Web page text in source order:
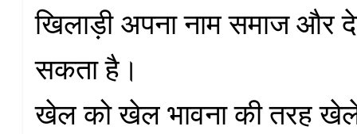
खिलाड़ी अपना नाम समाज और
सकता है।
खेल को खेल भावना की तरह